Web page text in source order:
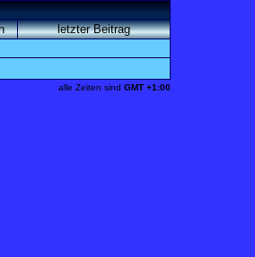
letzter Beitrag
alle Zeiten sind GMT +1:00